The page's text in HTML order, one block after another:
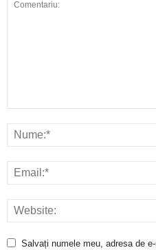
Salvați numele meu, adresa de